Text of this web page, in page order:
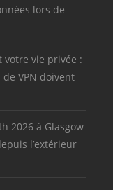
lors de
votre vie privée :
VPN doivent
2026 à Glasgow
l’extérieur